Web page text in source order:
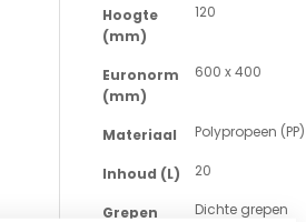
Hoogte
(mm)
120
Euronorm
(mm)
600 x 400
Materiaal Polypropeen (PP)
Inhoud (L) 20
Grepen Dichte grepen